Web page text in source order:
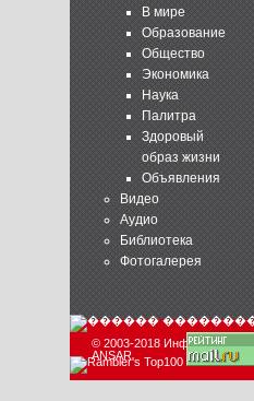
В мире
Образование
Общество
Экономика
Наука
Палитра
Здоровый
образ жизни
Объявления
Видео
Аудио
Библиотека
Фотогалерея
© 2003-2018
ANSAR